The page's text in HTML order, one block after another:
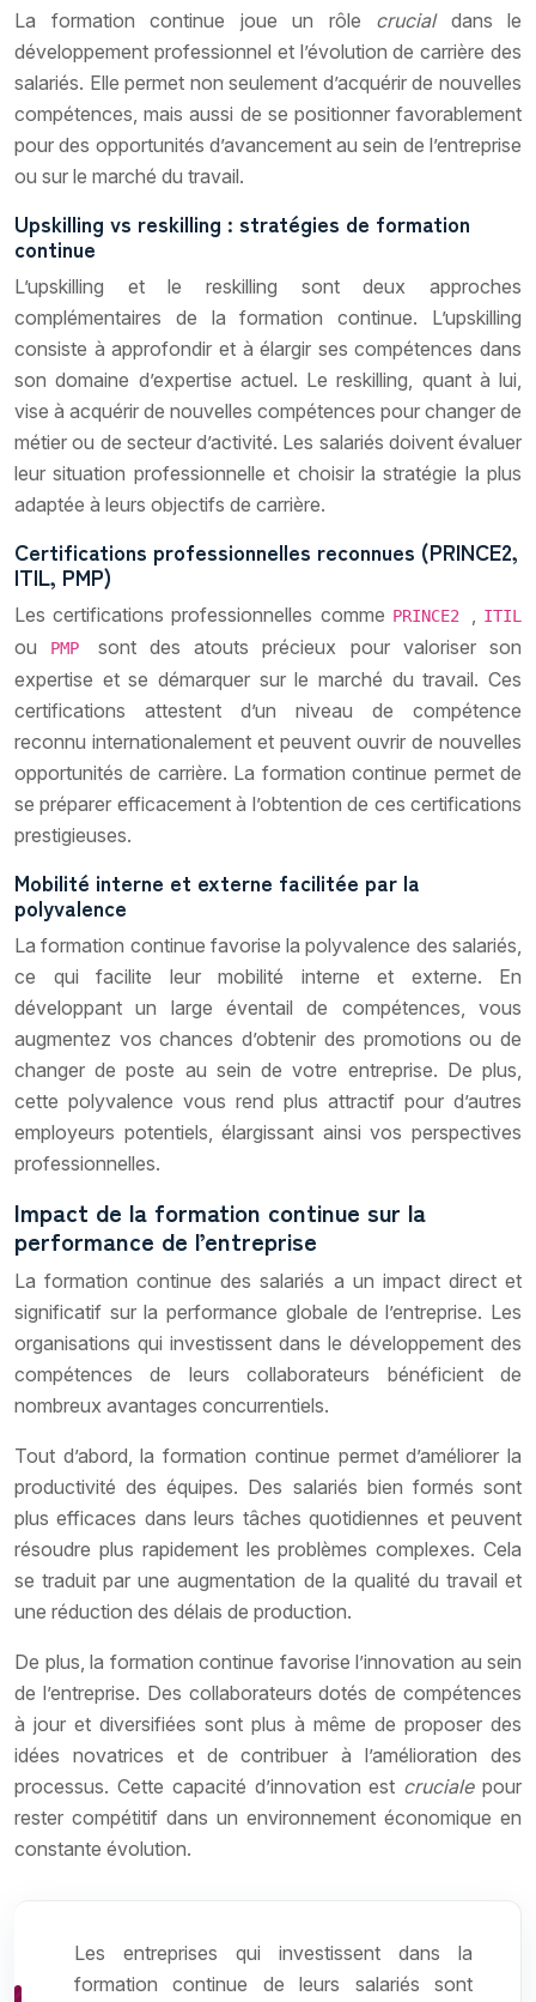
La formation continue joue un rôle crucial dans le
développement professionnel et l’évolution de carrière des
salariés. Elle permet non seulement d’acquérir de nouvelles
compétences, mais aussi de se positionner favorablement
pour des opportunités d’avancement au sein de l’entreprise
ou sur le marché du travail.
Upskilling vs reskilling : stratégies de formation
continue
L’upskilling et le reskilling sont deux approches
complémentaires de la formation continue. L’upskilling
consiste à approfondir et à élargir ses compétences dans
son domaine d’expertise actuel. Le reskilling, quant à lui,
vise à acquérir de nouvelles compétences pour changer de
métier ou de secteur d’activité. Les salariés doivent évaluer
leur situation professionnelle et choisir la stratégie la plus
adaptée à leurs objectifs de carrière.
Certifications professionnelles reconnues (PRINCE2,
ITIL, PMP)
Les certifications professionnelles comme PRINCE2 , ITIL
ou PMP sont des atouts précieux pour valoriser son
expertise et se démarquer sur le marché du travail. Ces
certifications attestent d’un niveau de compétence
reconnu internationalement et peuvent ouvrir de nouvelles
opportunités de carrière. La formation continue permet de
se préparer efficacement à l’obtention de ces certifications
prestigieuses.
Mobilité interne et externe facilitée par la
polyvalence
La formation continue favorise la polyvalence des salariés,
ce qui facilite leur mobilité interne et externe. En
développant un large éventail de compétences, vous
augmentez vos chances d’obtenir des promotions ou de
changer de poste au sein de votre entreprise. De plus,
cette polyvalence vous rend plus attractif pour d’autres
employeurs potentiels, élargissant ainsi vos perspectives
professionnelles.
Impact de la formation continue sur la
performance de l’entreprise
La formation continue des salariés a un impact direct et
significatif sur la performance globale de l’entreprise. Les
organisations qui investissent dans le développement des
compétences de leurs collaborateurs bénéficient de
nombreux avantages concurrentiels.
Tout d’abord, la formation continue permet d’améliorer la
productivité des équipes. Des salariés bien formés sont
plus efficaces dans leurs tâches quotidiennes et peuvent
résoudre plus rapidement les problèmes complexes. Cela
se traduit par une augmentation de la qualité du travail et
une réduction des délais de production.
De plus, la formation continue favorise l’innovation au sein
de l’entreprise. Des collaborateurs dotés de compétences
à jour et diversifiées sont plus à même de proposer des
idées novatrices et de contribuer à l’amélioration des
processus. Cette capacité d’innovation est crucialepour
rester compétitif dans un environnement économique en
constante évolution.
Les entreprises qui investissent dans la
formation continue de leurs salariés sont